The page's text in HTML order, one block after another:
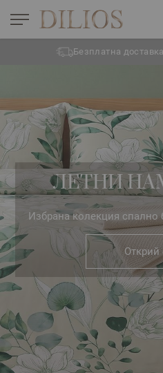
Безплатна
ЛЕТНИ
Избрана колекция спално
Открий